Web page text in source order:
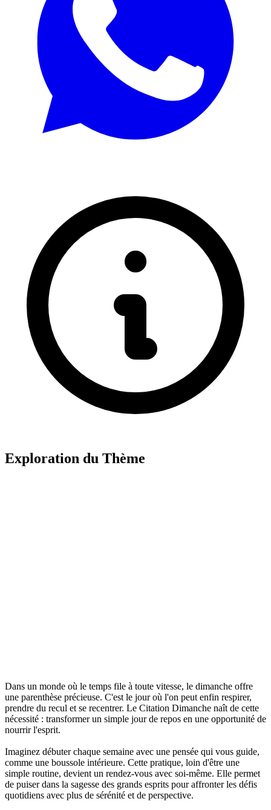
Exploration du Thème
Dans un monde où le temps file à toute vitesse, le dimanche offre
une parenthèse précieuse. C'est le jour où l'on peut enfin respirer,
prendre du recul et se recentrer. Le Citation Dimanche naît de cette
nécessité : transformer un simple jour de repos en une opportunité de
nourrir l'esprit.
Imaginez débuter chaque semaine avec une pensée qui vous guide,
comme une boussole intérieure. Cette pratique, loin d'être une
simple routine, devient un rendez-vous avec soi-même. Elle permet
de puiser dans la sagesse des grands esprits pour affronter les défis
quotidiens avec plus de sérénité et de perspective.